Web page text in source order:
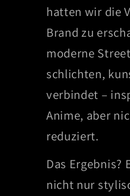
hatten wir die
Brand zu
moderne
schlichten,
verbindet –
Anime, aber
reduziert.
Das Ergebnis?
nicht nur